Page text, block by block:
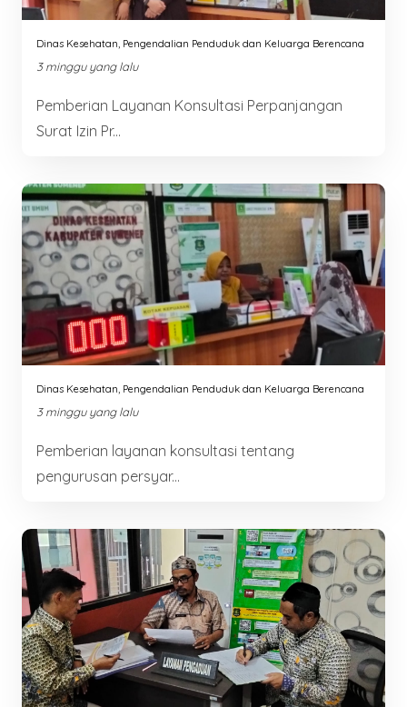
Dinas Kesehatan, Pengendalian Penduduk dan Keluarga Berencana
3 minggu yang lalu
Pemberian Layanan Konsultasi Perpanjangan
Surat Izin Pr...
Dinas Kesehatan, Pengendalian Penduduk dan Keluarga Berencana
3 minggu yang lalu
Pemberian layanan konsultasi tentang
pengurusan persyar...